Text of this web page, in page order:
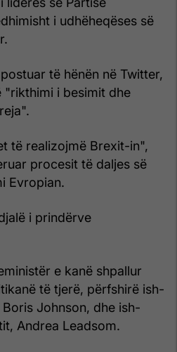
i udhëheqëses së
të hënën në Twitter,
"rikthimi i besimit dhe
të realizojmë Brexit-in",
procesit të daljes së
Evropian.
i prindërve
e kanë shpallur
të tjerë, përfshirë ish-
Johnson, dhe ish-
Andrea Leadsom.